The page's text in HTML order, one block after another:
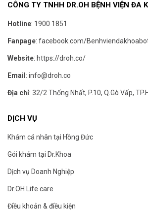
CÔNG TY TNHH DR.OH BỆNH VIỆN ĐA
Hotline: 1900 1851
Fanpage: facebook.com/
Website: https://droh.co/
Email : info@droh.co
Địa chỉ: 32/2 Thống Nhất, P.10, Q.Gò Vấp,
DỊCH VỤ
Khám cá nhân tại Hồng Đức
Gói khám tại Dr.Khoa
Dịch vụ Doanh Nghiệp
Dr.OH Life care
Điều khoản & điều kiện